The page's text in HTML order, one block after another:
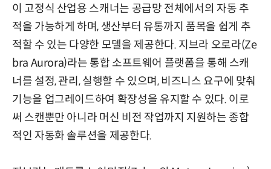
이 고정식 산업용 스캐너는 공급망 전체에서의 자동 추
적을 가능하게 하며, 생산부터 유통까지 품목을 쉽게 추
적할 수 있는 다양한 모델을 제공한다. 지브라 오로라(Ze
bra Aurora)라는 통합 소프트웨어 플랫폼을 통해 스캐
너를 설정, 관리, 실행할 수 있으며, 비즈니스 요구에 맞춰
기능을 업그레이드하여 확장성을 유지할 수 있다. 이로
써 스캔뿐만 아니라 머신 비전 작업까지 지원하는 종합
적인 자동화 솔루션을 제공한다.